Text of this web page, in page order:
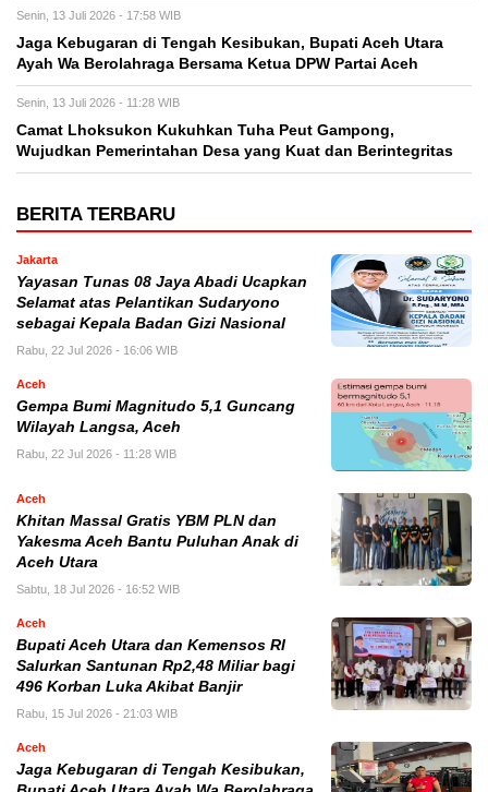
Senin, 13 Juli 2026 - 17:58 WIB
Jaga Kebugaran di Tengah Kesibukan, Bupati Aceh Utara
Ayah Wa Berolahraga Bersama Ketua DPW Partai Aceh
Senin, 13 Juli 2026 - 11:28 WIB
Camat Lhoksukon Kukuhkan Tuha Peut Gampong,
Wujudkan Pemerintahan Desa yang Kuat dan Berintegritas
BERITA TERBARU
Jakarta
Yayasan Tunas 08 Jaya Abadi Ucapkan
Selamat atas Pelantikan Sudaryono
sebagai Kepala Badan Gizi Nasional
Rabu, 22 Jul 2026 - 16:06 WIB
Aceh
Gempa Bumi Magnitudo 5,1 Guncang
Wilayah Langsa, Aceh
Rabu, 22 Jul 2026 - 11:28 WIB
Aceh
Khitan Massal Gratis YBM PLN dan
Yakesma Aceh Bantu Puluhan Anak di
Aceh Utara
Sabtu, 18 Jul 2026 - 16:52 WIB
Aceh
Bupati Aceh Utara dan Kemensos RI
Salurkan Santunan Rp2,48 Miliar bagi
496 Korban Luka Akibat Banjir
Rabu, 15 Jul 2026 - 21:03 WIB
Aceh
Jaga Kebugaran di Tengah Kesibukan,